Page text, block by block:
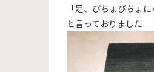
「足、びちょびちょ
と言っておりました